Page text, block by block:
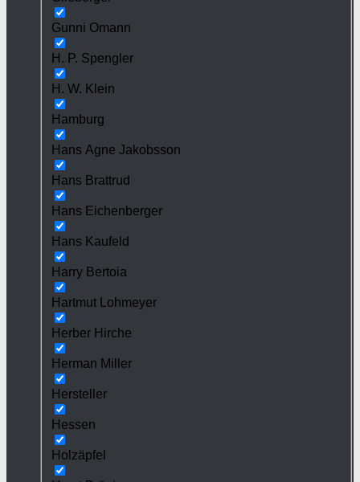
Gunni Omann
H. P. Spengler
H. W. Klein
Hamburg
Hans Agne Jakobsson
Hans Brattrud
Hans Eichenberger
Hans Kaufeld
Harry Bertoia
Hartmut Lohmeyer
Herber Hirche
Herman Miller
Hersteller
Hessen
Holzäpfel